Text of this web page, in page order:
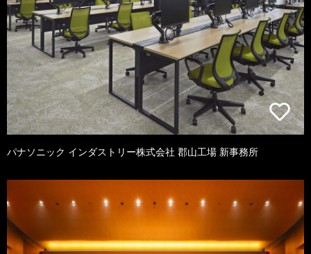
パナソニック インダストリー株式会社 郡山工場 新事務所